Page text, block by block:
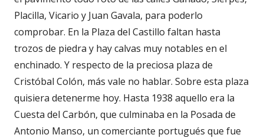
Placilla, Vicario y Juan Gavala, para poderlo
comprobar. En la Plaza del Castillo faltan hasta
trozos de piedra y hay calvas muy notables en el
enchinado. Y respecto de la preciosa plaza de
Cristóbal Colón, más vale no hablar. Sobre esta plaza
quisiera detenerme hoy. Hasta 1938 aquello era la
Cuesta del Carbón, que culminaba en la Posada de
Antonio Manso, un comerciante portugués que fue